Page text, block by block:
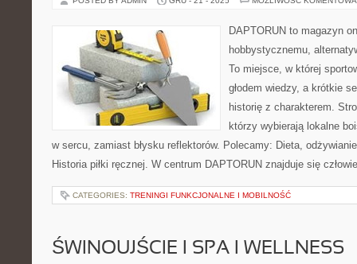
DAPTORUN to magazyn
hobbystycznemu,
To miejsce, w której
głodem wiedzy, a krótkie
historię z charakterem.
którzy wybierają lokalne
w sercu, zamiast błysku reflektorów. Polecamy: Dieta,
Historia piłki ręcznej. W centrum DAPTORUN znajduje się
CATEGORIES: TRENINGI FUNKCJONALNE I MOBILNOŚĆ
ŚWINOUJŚCIE I SPA I WELLNESS